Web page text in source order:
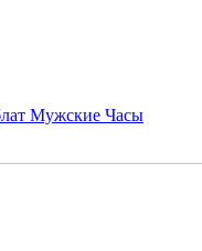
Мужские Часы